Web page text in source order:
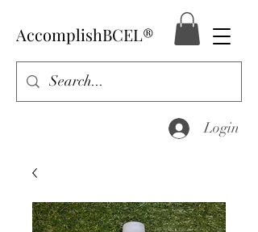
AccomplishBCEL®
Login